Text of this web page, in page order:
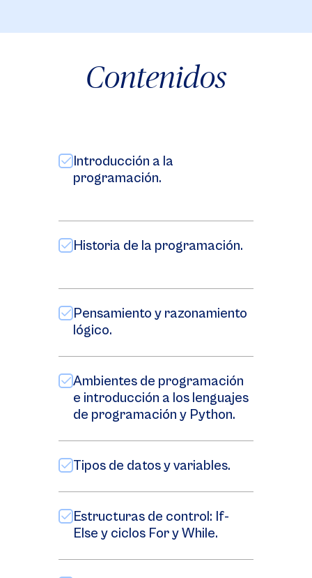
Contenidos
Introducción a la
programación.
Historia de la programación.
Pensamiento y razonamiento
lógico.
Ambientes de programación
e introducción a los lenguajes
de programación y Python.
Tipos de datos y variables.
Estructuras de control: If-
Else y ciclos For y While.